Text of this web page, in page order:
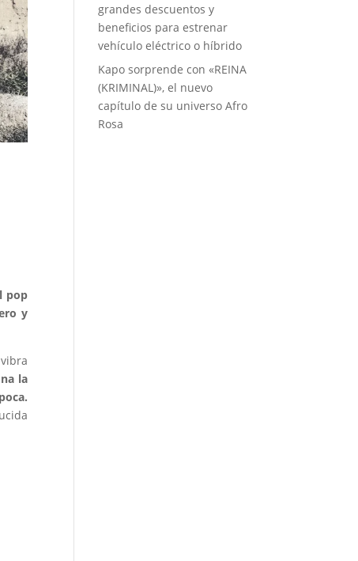
pop
y
la
grandes descuentos y
beneficios para estrenar
vehículo eléctrico o híbrido
Kapo sorprende con «REINA
(KRIMINAL)», el nuevo
capítulo de su universo Afro
Rosa